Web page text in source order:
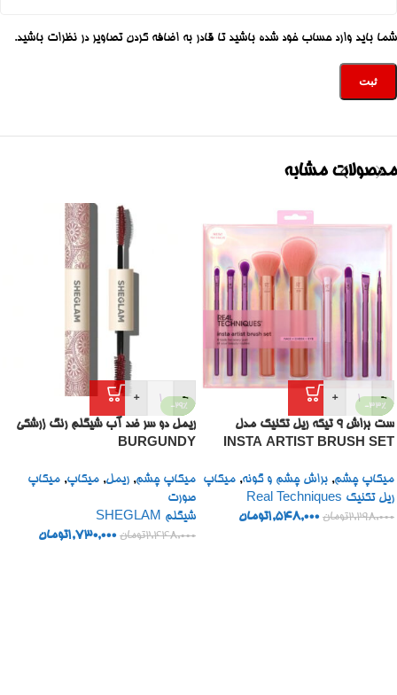
شما باید وارد حساب خود شده باشید تا قادر به اضافه کردن تصاویر در نظرات باشید.
محصولات مشابه
-33%
-
+
ست براش 9 تیکه ریل تکنیک مدل
INSTA ARTIST BRUSH SET
میکاپ چشم, براش چشم و گونه, میکاپ
ریل تکنیک Real Techniques
2,298,000تومان 1,548,000تومان
-29%
-
+
ریمل دو سر ضد آب شیگلم رنگ زرشکی
BURGUNDY
میکاپ چشم, ریمل, میکاپ, میکاپ
صورت
شیگلم SHEGLAM
2,448,000تومان 1,730,000تومان